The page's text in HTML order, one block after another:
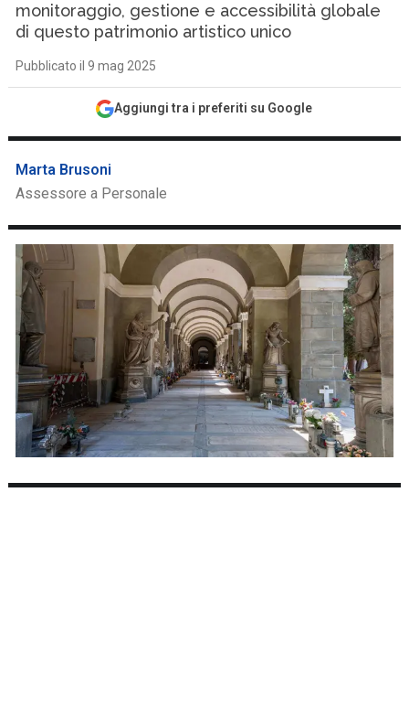
monitoraggio, gestione e accessibilità globale
di questo patrimonio artistico unico
Pubblicato il 9 mag 2025
Aggiungi tra i preferiti su Google
Marta Brusoni
Assessore a Personale